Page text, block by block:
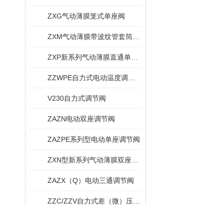
ZXG气动薄膜笼式单座阀
V230自力式调节阀
ZAZN电动双座调节阀
ZAZPE系列型电动单座调节阀
ZAZX（Q）电动三通调节阀